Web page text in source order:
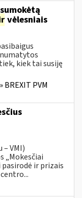
vėlesniais
kiek tai susiję
BREXIT PVM
VMI)
„Mokesčiai
ir prizais